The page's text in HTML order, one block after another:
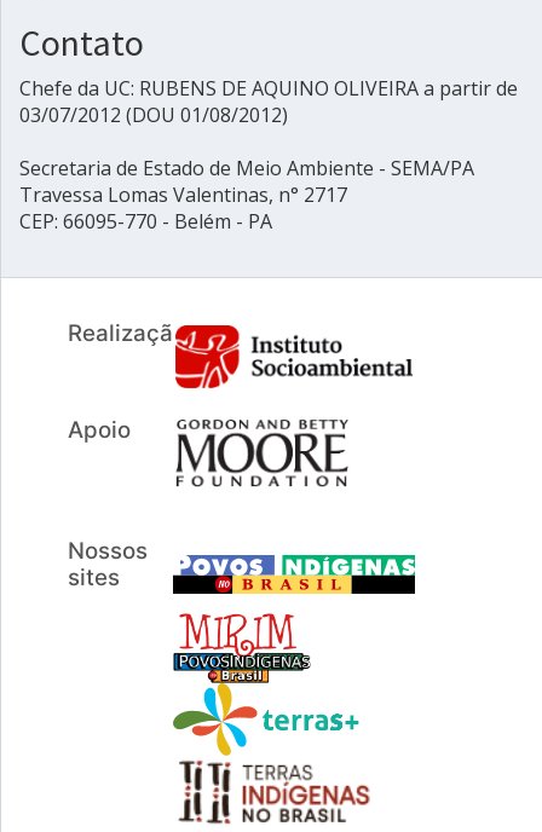
Contato
Chefe da UC: RUBENS DE AQUINO OLIVEIRA a partir de
03/07/2012 (DOU 01/08/2012)
Secretaria de Estado de Meio Ambiente - SEMA/PA
Travessa Lomas Valentinas, n° 2717
CEP: 66095-770 - Belém - PA